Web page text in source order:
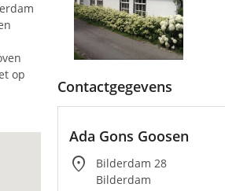
op
Contactgegevens
Ada Gons Goosen
location_on
Bilderdam 28
Bilderdam